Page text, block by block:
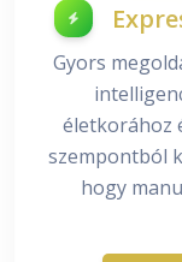
Gyors
életkorához
szempontból
hogy